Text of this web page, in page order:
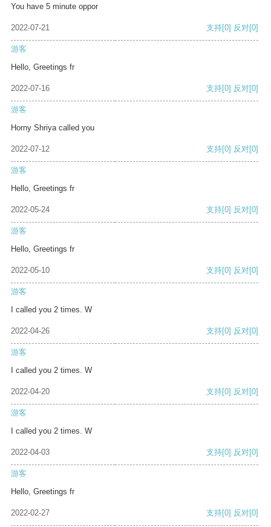
You have 5 minute oppor
2022-07-21 支持[0] 反对[0]
游客
Hello, Greetings fr
2022-07-16 支持[0] 反对[0]
游客
Horny Shriya called you
2022-07-12 支持[0] 反对[0]
游客
Hello, Greetings fr
2022-05-24 支持[0] 反对[0]
游客
Hello, Greetings fr
2022-05-10 支持[0] 反对[0]
游客
I called you 2 times. W
2022-04-26 支持[0] 反对[0]
游客
I called you 2 times. W
2022-04-20 支持[0] 反对[0]
游客
I called you 2 times. W
2022-04-03 支持[0] 反对[0]
游客
Hello, Greetings fr
2022-02-27 支持[0] 反对[0]